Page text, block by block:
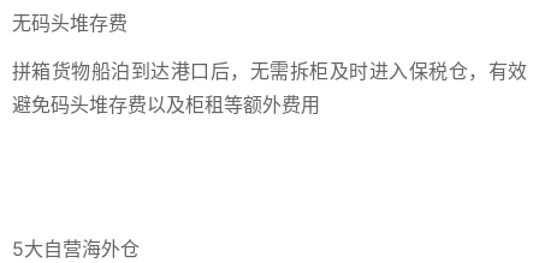
无码头堆存费
拼箱货物船泊到达港口后，无需拆柜及时进入保税仓，有效
避免码头堆存费以及柜租等额外费用
5大自营海外仓